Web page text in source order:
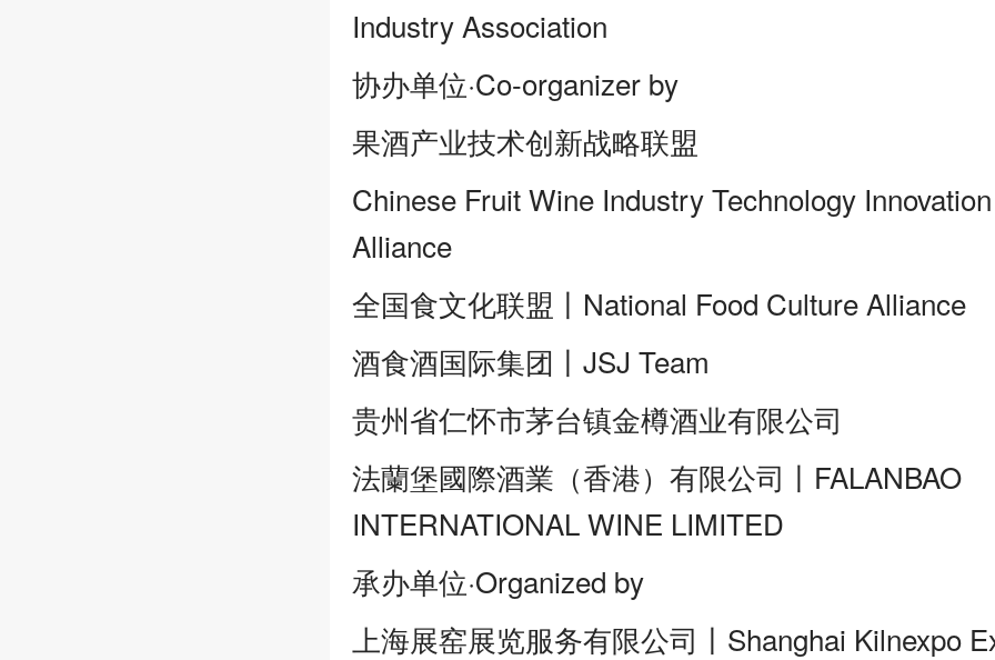
Industry Association
协办单位·Co-organizer by
果酒产业技术创新战略联盟
Chinese Fruit Wine Industry Technology
Alliance
全国食文化联盟丨National Food Culture Alliance
酒食酒国际集团丨JSJ Team
贵州省仁怀市茅台镇金樽酒业有限公司
法蘭堡國際酒業（香港）有限公司丨FALANBAO
INTERNATIONAL WINE LIMITED
承办单位·Organized by
上海展窑展览服务有限公司丨Shanghai Kilnexpo